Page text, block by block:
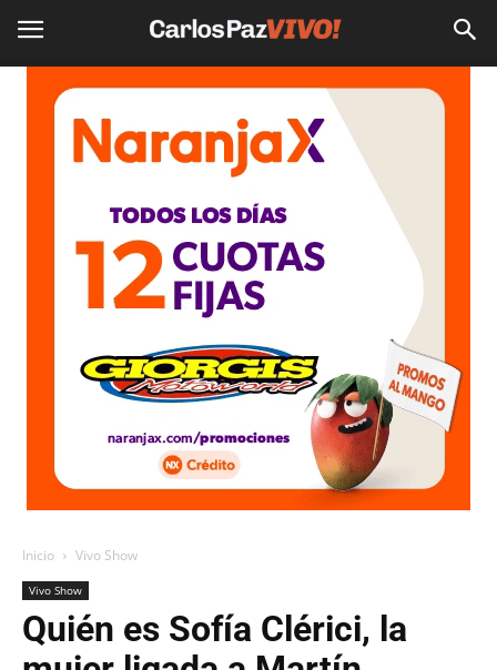
Inicio Vivo Show
Vivo Show
Quién es Sofía Clérici, la